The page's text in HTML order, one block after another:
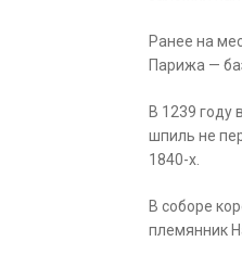
Ранее на
Парижа —
В 1239 году
шпиль не
1840-х.
В соборе
племянник